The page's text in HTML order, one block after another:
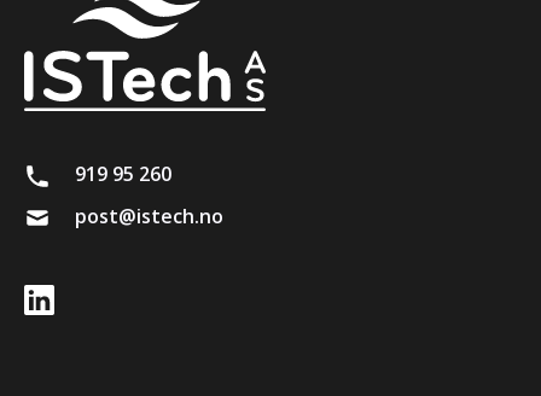
919 95 260
post@istech.no